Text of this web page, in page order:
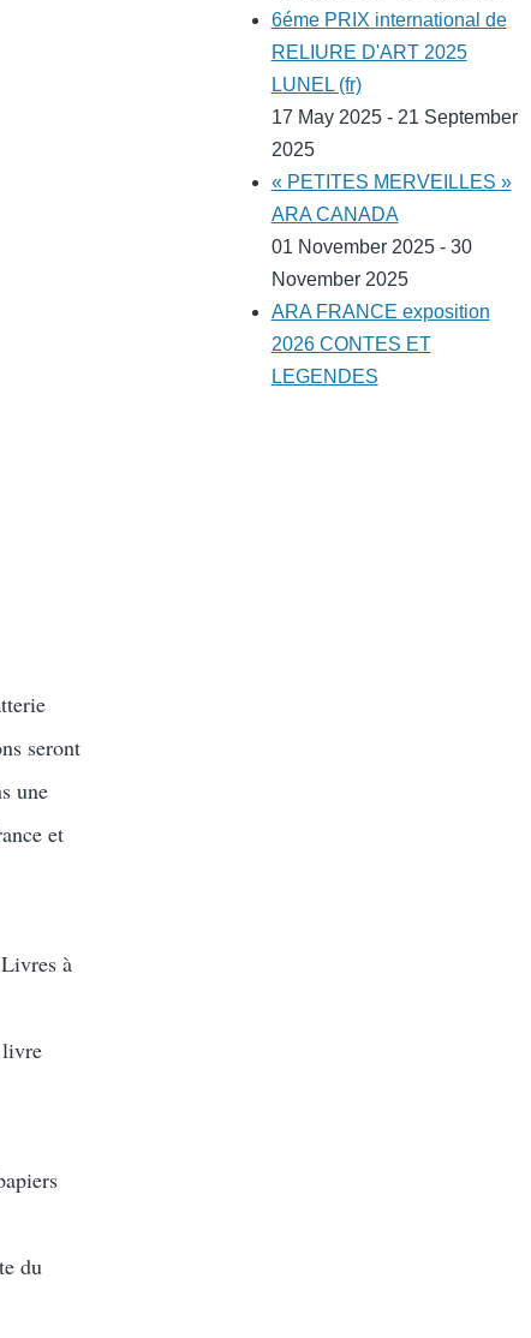
seront
une
et
à
livre
du
6éme PRIX international de
RELIURE D'ART 2025
LUNEL (fr)
17 May 2025 - 21 September
2025
« PETITES MERVEILLES »
ARA CANADA
01 November 2025 - 30
November 2025
ARA FRANCE exposition
2026 CONTES ET
LEGENDES